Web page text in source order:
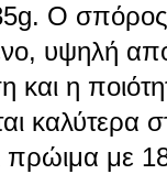
Ο σπόρος
υψηλή
η
καλύτερα
πρώιμα με